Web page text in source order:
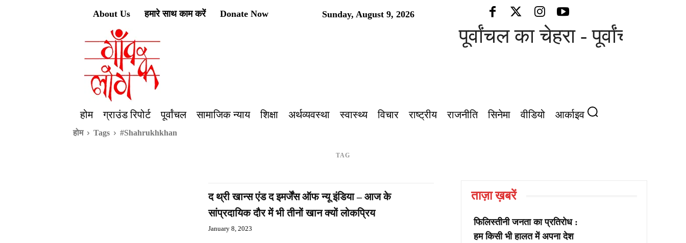
Sunday, August 9, 2026
About Us हमारे साथ काम करें Donate Now
पूर्वांचल का चेहरा - पूर्वांचल की
होम ग्राउंड रिपोर्ट पूर्वांचल सामाजिक न्याय शिक्षा अर्थव्यवस्था स्वास्थ्य विचार राष्ट्रीय राजनीति सिनेमा वीडियो आर्काइव
होम Tags #Shahrukhkhan
TAG
द थ्री खान्स एंड द इमर्जेंस ऑफ न्यू इंडिया – आज के
सांप्रदायिक दौर में भी तीनों खान क्यों लोकप्रिय
January 8, 2023
ताज़ा ख़बरें
फिलिस्तीनी जनता का प्रतिरोध :
हम किसी भी हालत में अपना देश